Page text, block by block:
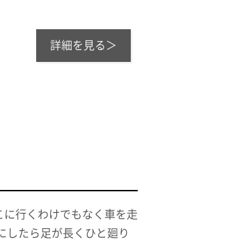
詳細を見る＞
行くわけでもなく車を走
したら足が長くひと廻り